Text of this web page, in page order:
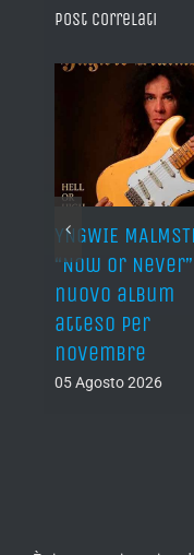
Post correlati
YNGWIE
“Now Or
nuovo album
atteso per
novembre
05 Agosto 2026